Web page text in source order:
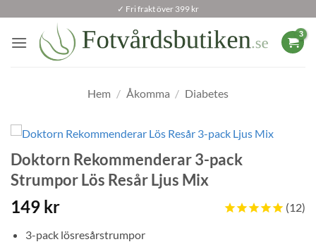
content
✓ Fri frakt över 399 kr
Hem / Åkomma / Diabetes
Doktorn Rekommenderar 3-pack
Strumpor Lös Resår Ljus Mix
12
149 kr
3-pack lösresårstrumpor